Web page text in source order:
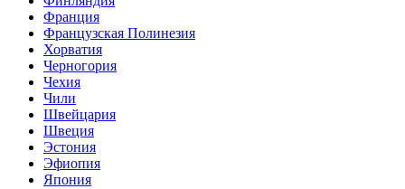
Франция
Французская Полинезия
Хорватия
Черногория
Чехия
Чили
Швейцария
Швеция
Эстония
Эфиопия
Япония